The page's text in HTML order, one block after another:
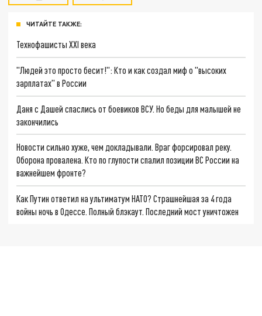
ЧИТАЙТЕ ТАКЖЕ:
Технофашисты XXI века
"Людей это просто бесит!": Кто и как создал миф о "высоких
зарплатах" в России
Даня с Дашей спаслись от боевиков ВСУ. Но беды для малышей не
закончились
Новости сильно хуже, чем докладывали. Враг форсировал реку.
Оборона провалена. Кто по глупости спалил позиции ВС России на
важнейшем фронте?
Как Путин ответил на ультиматум НАТО? Страшнейшая за 4 года
войны ночь в Одессе. Полный блэкаут. Последний мост уничтожен